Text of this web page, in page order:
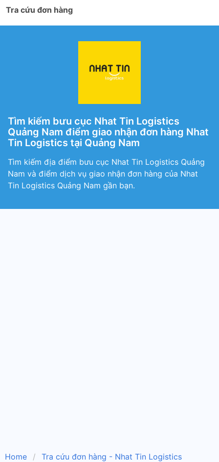
Tra cứu đơn hàng
Tìm kiếm bưu cục Nhat Tin Logistics
Quảng Nam điểm giao nhận đơn hàng Nhat
Tin Logistics tại Quảng Nam
Tìm kiếm địa điểm bưu cục Nhat Tin Logistics Quảng
Nam và điểm dịch vụ giao nhận đơn hàng của Nhat
Tin Logistics Quảng Nam gần bạn.
Home
Tra cứu đơn hàng - Nhat Tin Logistics